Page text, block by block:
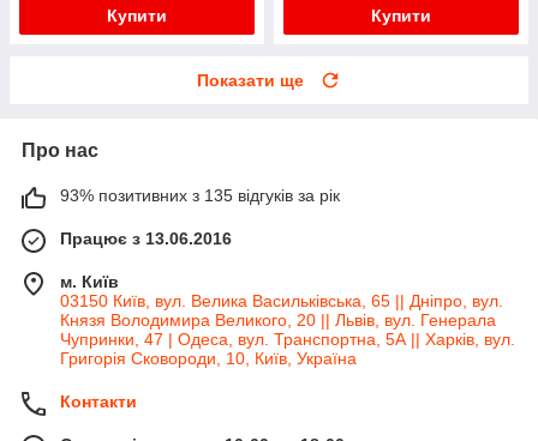
Купити Купити
Показати ще
Про нас
93% позитивних з 135 відгуків за рік
Працює з 13.06.2016
м. Київ
03150 Київ, вул. Велика Васильківська, 65 || Дніпро, вул.
Князя Володимира Великого, 20 || Львів, вул. Генерала
Чупринки, 47 | Одеса, вул. Транспортна, 5А || Харків, вул.
Григорія Сковороди, 10, Київ, Україна
Контакти